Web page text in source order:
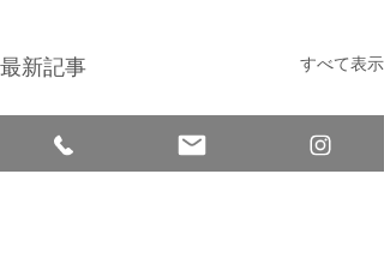
最新記事 すべて表示